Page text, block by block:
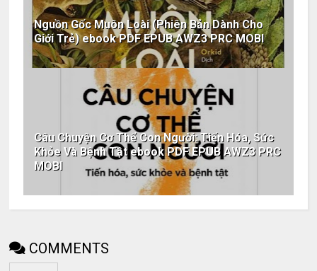
Nguồn Gốc Muôn Loài (Phiên Bản Dành Cho
Giới Trẻ) ebook PDF EPUB AWZ3 PRC MOBI
Câu Chuyện Cơ Thể Con Người: Tiến Hóa, Sức
Khỏe Và Bệnh Tật ebook PDF EPUB AWZ3 PRC
MOBI
COMMENTS